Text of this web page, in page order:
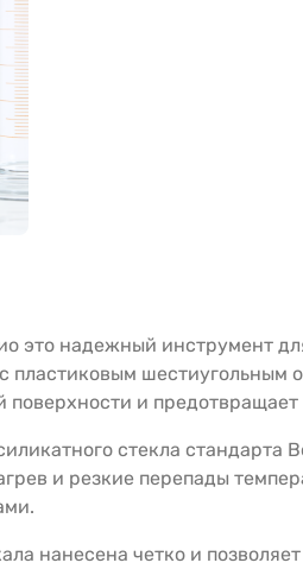
надежный инструмент
пластиковым шестиугольным
поверхности и
стекла стандарта
и резкие перепады
нанесена четко и